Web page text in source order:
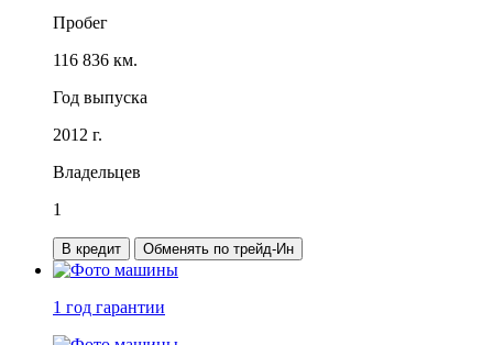
Пробег
116 836 км.
Год выпуска
2012 г.
Владельцев
1
В кредит Обменять по трейд-Ин
1 год гарантии